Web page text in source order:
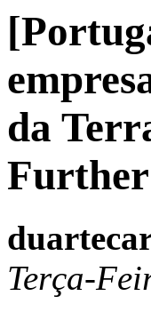
da
Further
Terça-